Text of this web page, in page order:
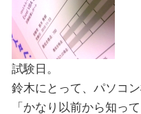
試験日。
鈴木にとって、パソコ
「かなり以前から知っ